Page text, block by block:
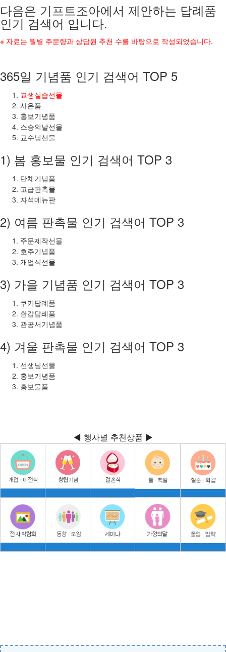
다음은 기프트조아에서 제안하는 답례품
인기 검색어 입니다.
※ 자료는 월별 주문량과 상담원 추천 수를 바탕으로 작성되었습니다.
365일 기념품 인기 검색어 TOP 5
교생실습선물
사은품
홍보기념품
스승의날선물
교수님선물
1) 봄 홍보물 인기 검색어 TOP 3
단체기념품
고급판촉물
자석메뉴판
2) 여름 판촉물 인기 검색어 TOP 3
주문제작선물
호주기념품
개업식선물
3) 가을 기념품 인기 검색어 TOP 3
쿠키답례품
환갑답례품
관공서기념품
4) 겨울 판촉물 인기 검색어 TOP 3
선생님선물
홍보기념품
홍보물품
◀ 행사별 추천상품 ▶